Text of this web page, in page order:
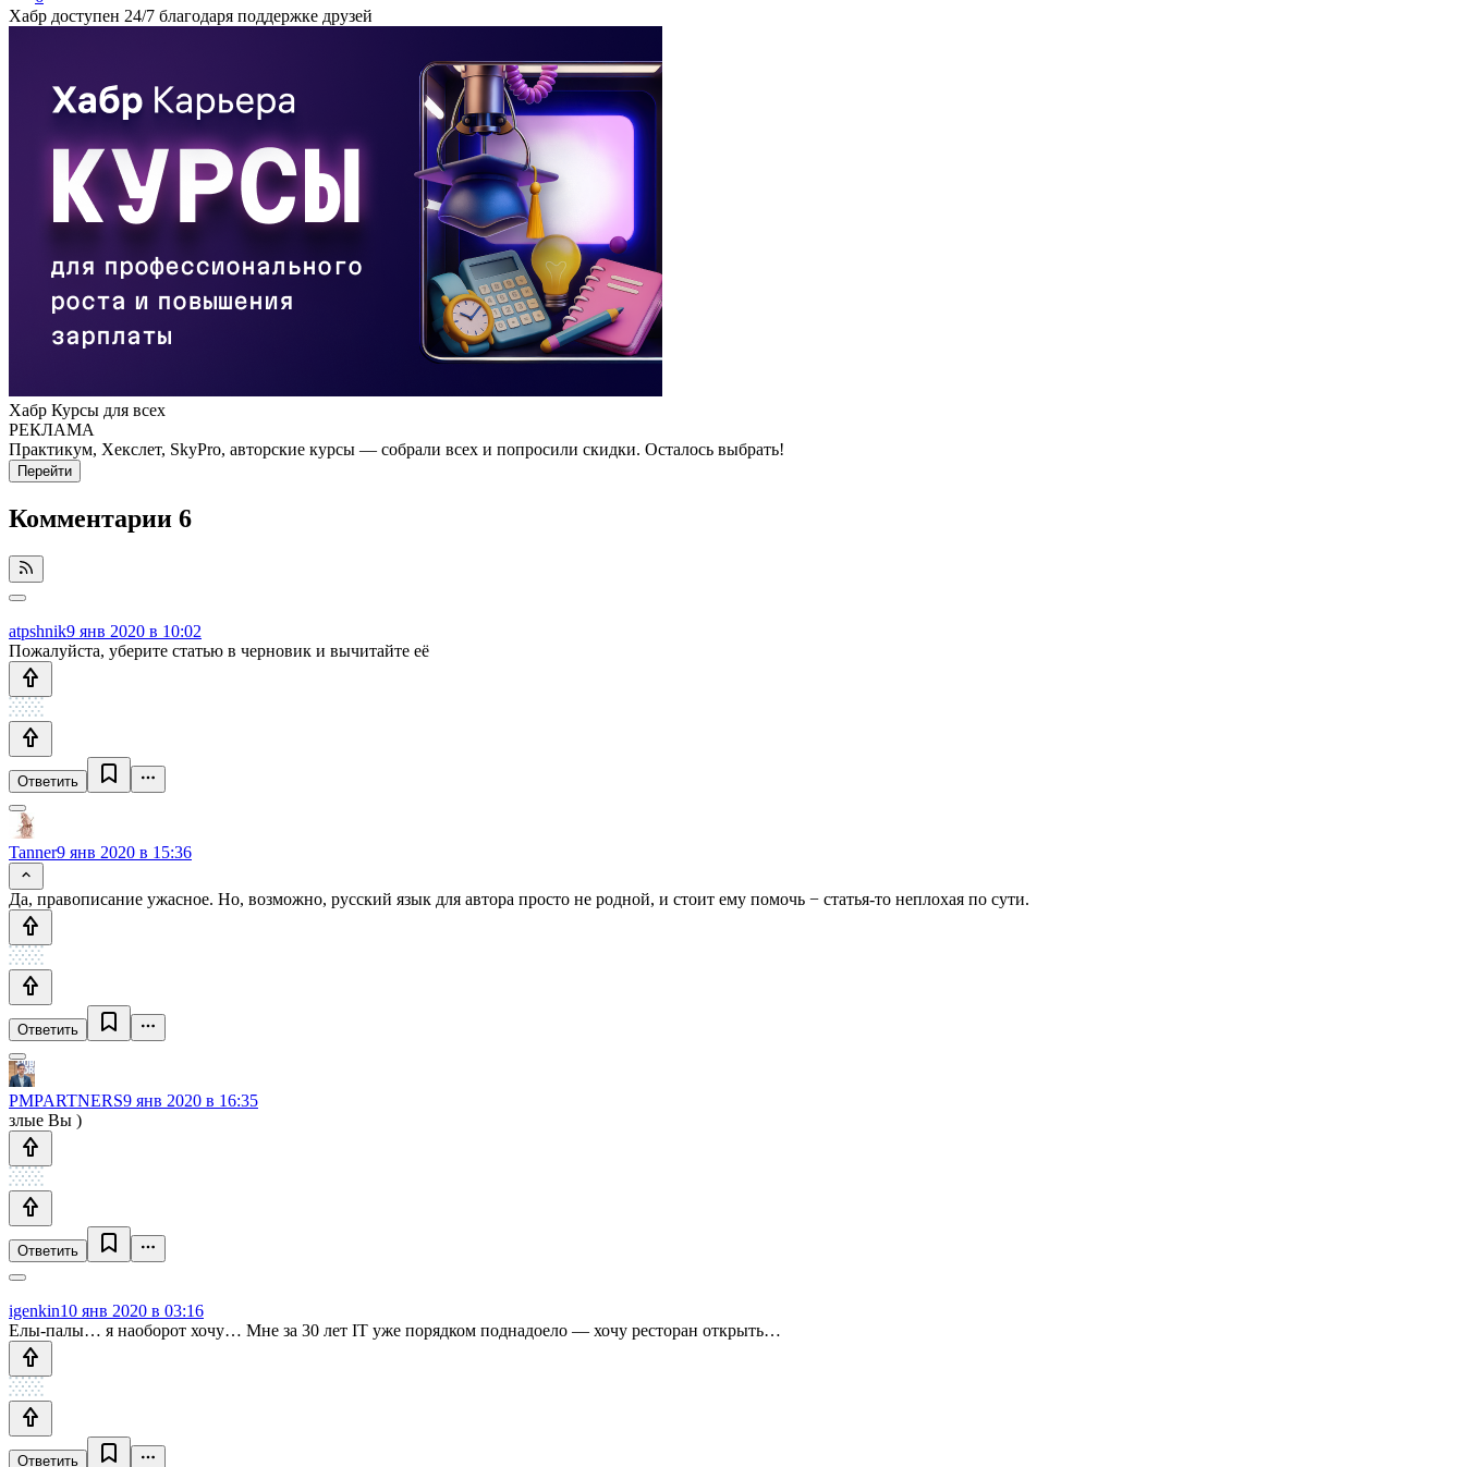
Хабр доступен 24/7 благодаря поддержке друзей
Хабр Курсы для всех
РЕКЛАМА
Практикум, Хекслет, SkyPro, авторские курсы — собрали всех и попросили скидки. Осталось выбрать!
Перейти
Комментарии 6
atpshnik9 янв 2020 в 10:02
Пожалуйста, уберите статью в черновик и вычитайте её
Ответить
Tanner9 янв 2020 в 15:36
Да, правописание ужасное. Но, возможно, русский язык для автора просто не родной, и стоит ему помочь − статья-то неплохая по сути.
Ответить
PMPARTNERS9 янв 2020 в 16:35
злые Вы )
Ответить
igenkin10 янв 2020 в 03:16
Елы-палы… я наоборот хочу… Мне за 30 лет IT уже порядком поднадоело — хочу ресторан открыть…
Ответить